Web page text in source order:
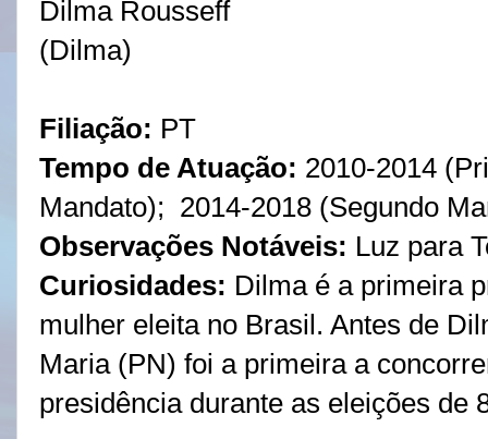
Dilma Rousseff
(Dilma)
Filiação: PT
Tempo de Atuação: 2010-2014
Mandato); 2014-2018 (Segundo
Observações Notáveis: Luz para
Curiosidades: Dilma é a primeira
mulher eleita no Brasil. Antes de
Maria (PN) foi a primeira a
presidência durante as eleições de